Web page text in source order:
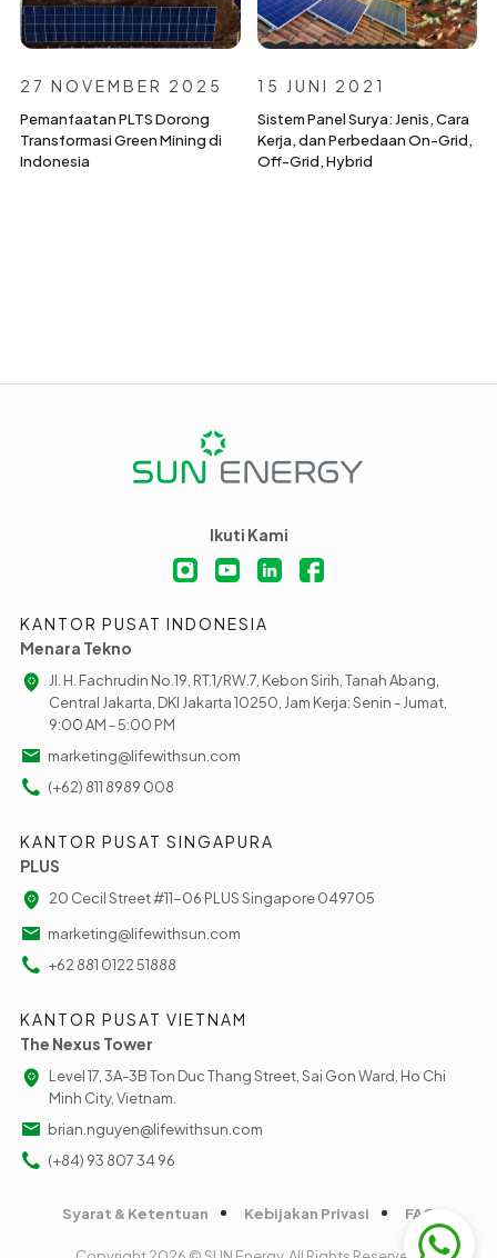
27 NOVEMBER 2025
Pemanfaatan PLTS Dorong
Transformasi Green Mining di
Indonesia
15 JUNI 2021
Sistem Panel Surya: Jenis, Cara
Kerja, dan Perbedaan On-Grid,
Off-Grid, Hybrid
Ikuti Kami
KANTOR PUSAT INDONESIA
Menara Tekno
Jl. H. Fachrudin No.19, RT.1/RW.7, Kebon Sirih, Tanah Abang,
Central Jakarta, DKI Jakarta 10250, Jam Kerja: Senin - Jumat,
9:00 AM - 5:00 PM
marketing@lifewithsun.com
(+62) 811 8989 008
KANTOR PUSAT SINGAPURA
PLUS
20 Cecil Street #11-06 PLUS Singapore 049705
marketing@lifewithsun.com
+62 881 0122 51888
KANTOR PUSAT VIETNAM
The Nexus Tower
Level 17, 3A-3B Ton Duc Thang Street, Sai Gon Ward, Ho Chi
Minh City, Vietnam.
brian.nguyen@lifewithsun.com
(+84) 93 807 34 96
Syarat & Ketentuan Kebijakan Privasi FAQ